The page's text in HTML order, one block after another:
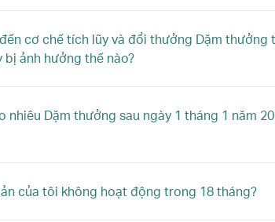
cơ chế tích lũy và đổi thưởng Dặm
ảnh hưởng thế nào?
nhiêu Dặm thưởng sau ngày 1 tháng 1 năm
của tôi không hoạt động trong 18 tháng?